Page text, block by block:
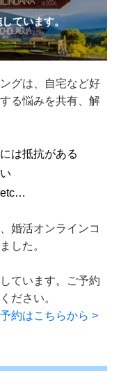
ています。
グは、自宅など好
る悩みを共有、解
は抵抗がある
婚活オンラインコ
した。
ています。ご予約
ださい。
約はこちらから >